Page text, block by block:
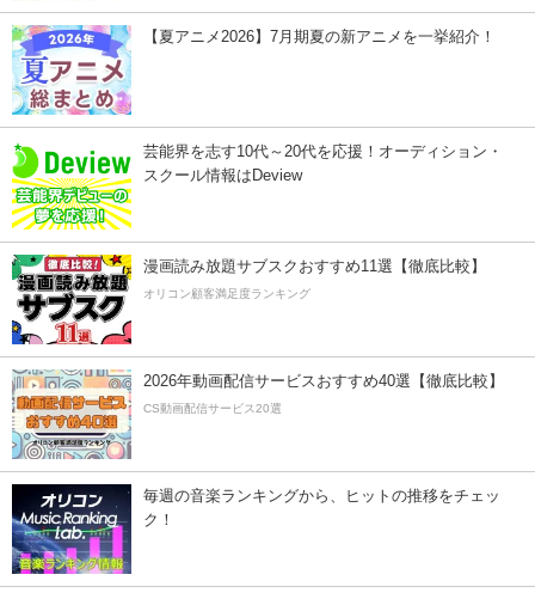
【夏アニメ2026】7月期夏の新アニメを一挙紹介！
芸能界を志す10代～20代を応援！オーディション・
スクール情報はDeview
漫画読み放題サブスクおすすめ11選【徹底比較】
オリコン顧客満足度ランキング
2026年動画配信サービスおすすめ40選【徹底比較】
CS動画配信サービス20選
毎週の音楽ランキングから、ヒットの推移をチェッ
ク！